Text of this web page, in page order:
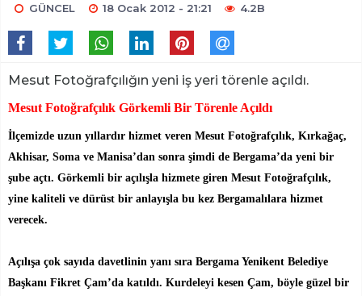
GÜNCEL 18 Ocak 2012 - 21:21 4.2B
Mesut Fotoğrafçılığın yeni iş yeri törenle açıldı.
Mesut Fotoğrafçılık Görkemli Bir Törenle Açıldı
İlçemizde uzun yıllardır hizmet veren Mesut Fotoğrafçılık, Kırkağaç,
Akhisar, Soma ve Manisa’dan sonra şimdi de Bergama’da yeni bir
şube açtı. Görkemli bir açılışla hizmete giren Mesut Fotoğrafçılık,
yine kaliteli ve dürüst bir anlayışla bu kez Bergamalılara hizmet
verecek.
Açılışa çok sayıda davetlinin yanı sıra Bergama Yenikent Belediye
Başkanı Fikret Çam’da katıldı. Kurdeleyi kesen Çam, böyle güzel bir